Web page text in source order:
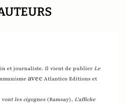
et journaliste. Il vient de publier Le
avec Atlantico Editions et
vont les cigognes (Ramsay), L'affiche